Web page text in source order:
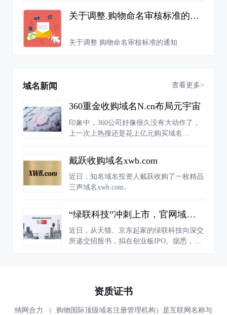
扰乱市场的正常经营秩序，侵犯了我司的合
法权益。
关于调整.购物命名审核标准的通知
关于调整.购物命名审核标准的通知
域名新闻 查看更多>
360重金收购域名N.cn布局元宇宙
印象中，360公司好像很久没有大动作了，
上一次上热搜还是花上亿元购买域名
司推出了一款元宇宙产品“N世界”。据介
绍，“N世界”是新一代的兴趣元宇宙，主要
由一个个“兴趣世界”构成，在这个平台中人
人都可以创建自己的世界。
戴跃收购域名xwb.com
近日，知名域名投资人戴跃收购了一枚精品
三声域名xwb.com。
“绿联科技”冲刺上市，官网域名后缀为何不用“.com”
近日，从天猫、京东起家的绿联科技向深交
所递交招股书，拟在创业板IPO。据悉，绿
资质证书
纳网合力 （ .购物国际顶级域名注册管理机构）是互联网名称与